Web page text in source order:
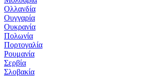
Ολλανδία
Ουγγαρία
Ουκρανία
Πολωνία
Πορτογαλία
Ρουμανία
Σερβία
Σλοβακία